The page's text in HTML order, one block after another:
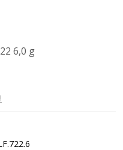
6,0 g